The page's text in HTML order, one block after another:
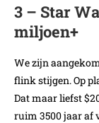
3 – Star
miljoen+
We zijn
flink stijgen. Op
Dat maar liefst
ruim 3500 jaar af